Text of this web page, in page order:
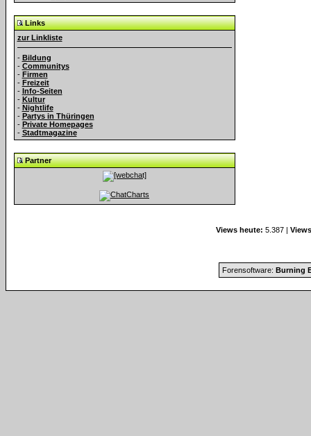
Links
zur Linkliste
- Bildung
- Communitys
- Firmen
- Freizeit
- Info-Seiten
- Kultur
- Nightlife
- Partys in Thüringen
- Private Homepages
- Stadtmagazine
Partner
Views heute: 5.387 |
Forensoftware: Burning